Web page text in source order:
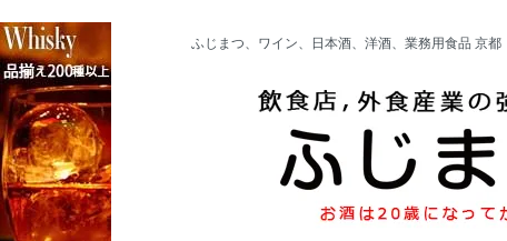
ふじまつ、ワイン、日本酒、洋酒、業務用食品 京都